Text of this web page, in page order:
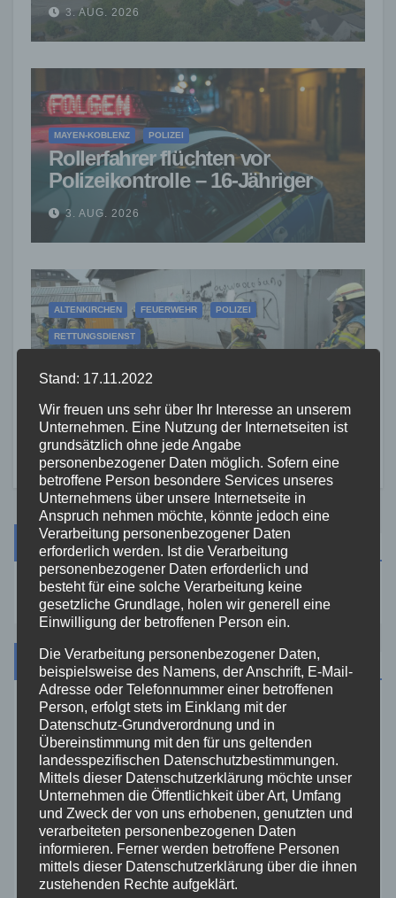
3. AUG. 2026
MAYEN-KOBLENZ POLIZEI
Rollerfahrer flüchten vor
Polizeikontrolle – 16-Jähriger
nach Verfolgung gestoppt
3. AUG. 2026
ALTENKIRCHEN FEUERWEHR POLIZEI
RETTUNGSDIENST
leerstehendem Gebäude sorgt
für Feuerwehreinsatz
2. AUG. 2026
Suche
Kategorien
Aktuelles
Allgemein
Altenkirchen
Bundespolizei
Stand: 17.11.2022
Wir freuen uns sehr über Ihr Interesse an unserem
Unternehmen. Eine Nutzung der Internetseiten ist
grundsätzlich ohne jede Angabe
personenbezogener Daten möglich. Sofern eine
betroffene Person besondere Services unseres
Unternehmens über unsere Internetseite in
Anspruch nehmen möchte, könnte jedoch eine
Verarbeitung personenbezogener Daten
erforderlich werden. Ist die Verarbeitung
personenbezogener Daten erforderlich und
besteht für eine solche Verarbeitung keine
gesetzliche Grundlage, holen wir generell eine
Einwilligung der betroffenen Person ein.
Die Verarbeitung personenbezogener Daten,
beispielsweise des Namens, der Anschrift, E-Mail-
Adresse oder Telefonnummer einer betroffenen
Person, erfolgt stets im Einklang mit der
Datenschutz-Grundverordnung und in
Übereinstimmung mit den für uns geltenden
landesspezifischen Datenschutzbestimmungen.
Mittels dieser Datenschutzerklärung möchte unser
Unternehmen die Öffentlichkeit über Art, Umfang
und Zweck der von uns erhobenen, genutzten und
verarbeiteten personenbezogenen Daten
informieren. Ferner werden betroffene Personen
mittels dieser Datenschutzerklärung über die ihnen
zustehenden Rechte aufgeklärt.